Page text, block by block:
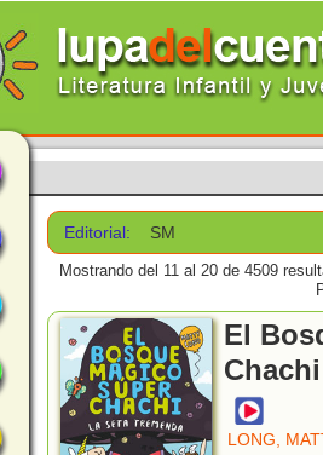
Editorial: SM
Mostrando del 11 al 20 de 4509
El
LONG,